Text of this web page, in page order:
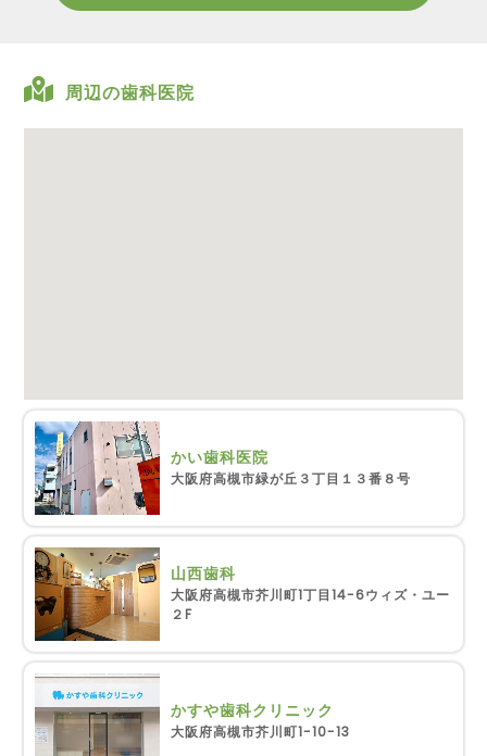
周辺の歯科医院
かい歯科医院
大阪府高槻市緑が丘３丁目１３番８号
山西歯科
大阪府高槻市芥川町1丁目14-6ウィズ・ユー
２F
かすや歯科クリニック
大阪府高槻市芥川町1-10-13